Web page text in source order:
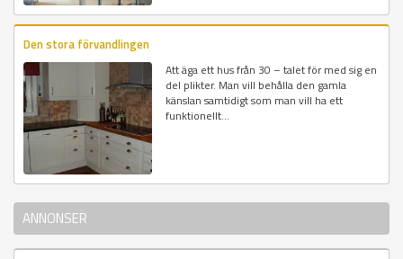
Den stora förvandlingen
Att äga ett hus från 30 – talet för med sig en
del plikter. Man vill behålla den gamla
känslan samtidigt som man vill ha ett
funktionellt...
ANNONSER